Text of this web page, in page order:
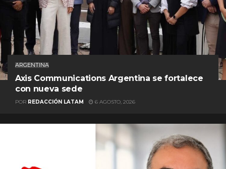
ARGENTINA
Axis Communications Argentina se fortalece
con nueva sede
POR REDACCIÓN LATAM 6 AGOSTO, 2026